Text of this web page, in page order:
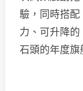
驗，同時搭
力、可升降
石頭的年度旗